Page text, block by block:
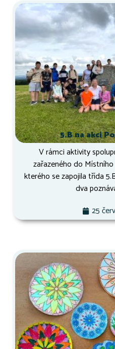
5.B na akci
V rámci aktivity
zařazeného do
kterého se zapojila třída
dva
25